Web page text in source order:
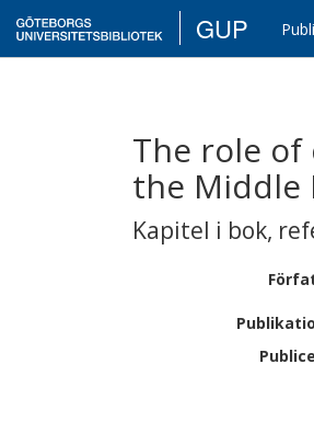
GUP
The role of
the Middle
Kapitel i bok,